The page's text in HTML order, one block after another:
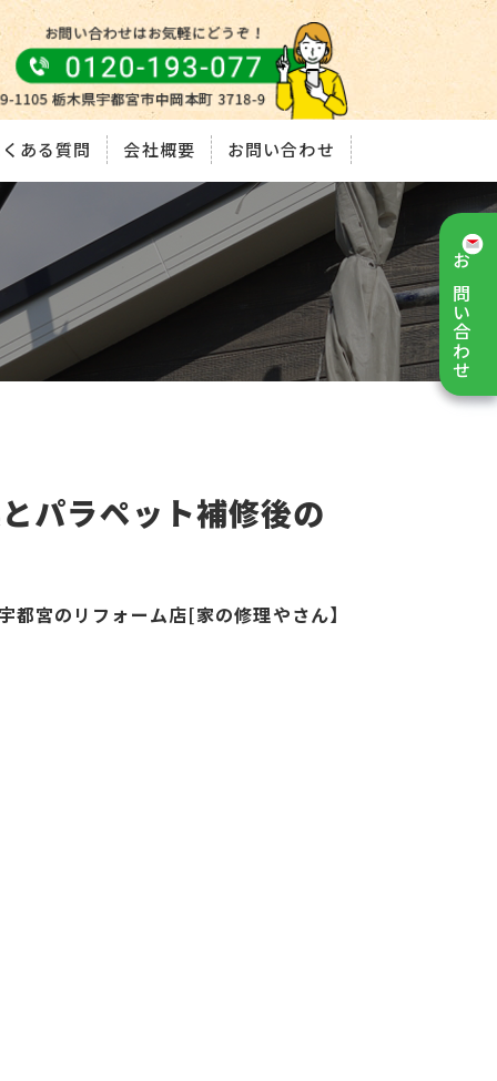
ある質問 会社概要 お問い合わせ
お問い合わせ
ラペット補修後の
都宮のリフォーム店[家の修理やさん】